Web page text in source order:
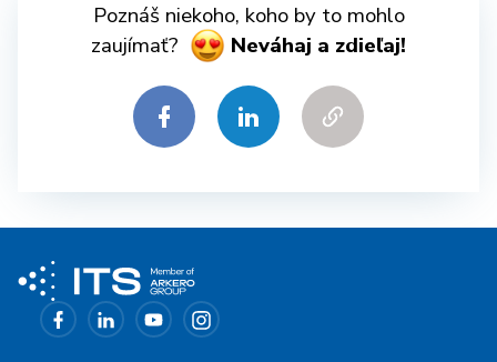
Poznáš niekoho, koho by to mohlo
zaujímať?
Neváhaj a zdieľaj!